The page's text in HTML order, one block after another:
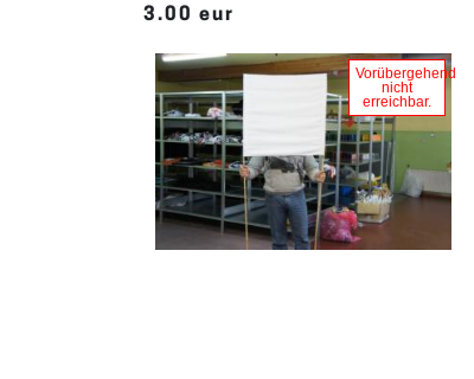
3.00 eur
Vorübergehend
nicht
erreichbar.